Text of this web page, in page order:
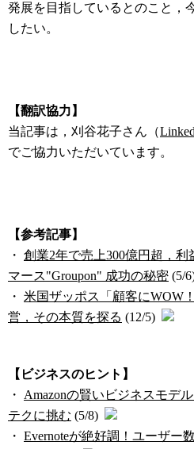
発展を目指しているとのこと，
したい。
【翻訳協力】
当記事は，刈谷花子さん（
でご協力いただいています。
【参考記事】
・ 創業2年で売上300億円超，利
マース"Groupon" 成功の秘密 (5/
・ 米国ザッポス「顧客にWOW
営，その本質を探る (12/5)
【ビジネスのヒント】
・ Amazonの賢いビジネスモデ
テクに挑む (5/8)
・ Evernoteが絶好調！ユーザー